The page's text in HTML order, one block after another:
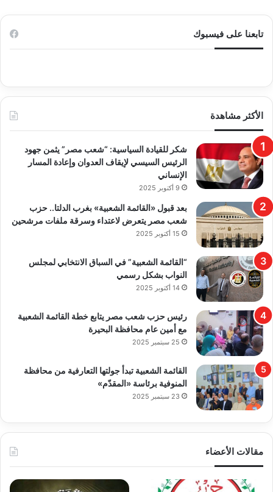
تابعنا على فيسبوك
الأكثر مشاهدة
​شكر للقيادة السياسية: “شعب مصر” يثمن جهود
الرئيس السيسي لإيقاف العدوان وإعادة المسار
الإنساني
9 أكتوبر 2025
بعد قبول «القائمة الشعبية» بغرب الدلتا.. حزب
شعب مصر يتعرض لاعتداء وسرقة ملفات مرشحين
15 أكتوبر 2025
“القائمة الشعبية” في السباق الانتخابي لمجلس
النواب بشكل رسمي
14 أكتوبر 2025
رئيس حزب شعب مصر يتابع خطة القائمة الشعبية
مع أمين عام محافظة البحيرة
25 سبتمبر 2025
القائمة الشعبية تبدأ جولتها التعارفية من محافظة
المنوفية برئاسة «المقدّم»
23 سبتمبر 2025
مقالات الأعضاء